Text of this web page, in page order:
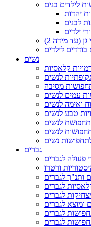
לילדים בנים
יהדות
לבנים
ילדים
(עד מידה 2)
בודדים לילדים
נשים
קלאסיות
לנשים
מסיבה
עמים לנשים
ואימה לנשים
טבע לנשים
לנשים
לנשים
נשים
גברים
פעולה לגברים
ורטרו
ותנ"ך לגברים
לגברים
לגברים
ומוצא לגברים
לגברים
לגברים